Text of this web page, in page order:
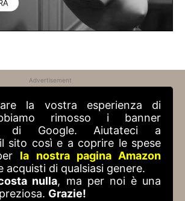
Advertisement
la vostra esperienza di
rimosso i banner
di Google. Aiutateci a
sito così e a coprire le spese
la nostra pagina Amazon
acquisti di qualsiasi genere.
nulla, ma per noi è una
Grazie!